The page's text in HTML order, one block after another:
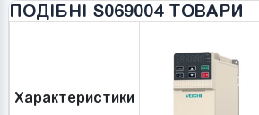
ПОДІБНІ S069004 ТОВАРИ
Характеристики